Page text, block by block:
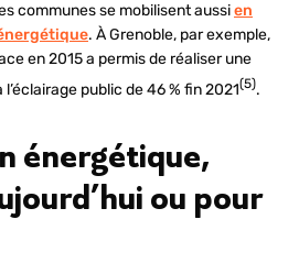
communes se mobilisent aussien
. À Grenoble, par exemple,
en 2015 a permis de réaliser une
public de 46 % fin 2021(5).
énergétique,
ou pour